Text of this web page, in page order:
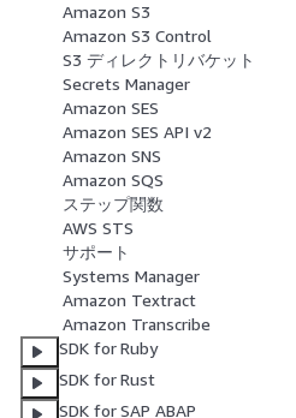
Amazon S3
Amazon S3 Control
S3 ディレクトリバケット
Secrets Manager
Amazon SES
Amazon SES API v2
Amazon SNS
Amazon SQS
ステップ関数
AWS STS
サポート
Systems Manager
Amazon Textract
Amazon Transcribe
SDK for Ruby
SDK for Rust
SDK for SAP ABAP